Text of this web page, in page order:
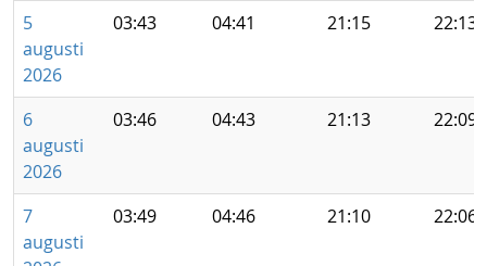
5
augusti
2026
03:43 04:41 21:15 22:13
6
augusti
2026
03:46 04:43 21:13 22:09
7
augusti
03:49 04:46 21:10 22:06